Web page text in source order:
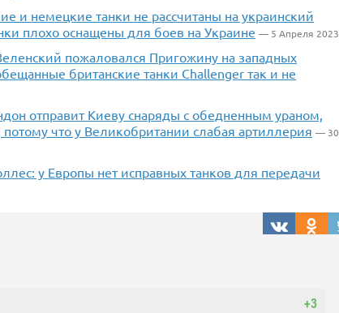
и немецкие танки не рассчитаны на украинский
плохо оснащены для боев на Украине — 5 Апреля 2023
пожаловался Пригожину на западных
британские танки Challenger так и не
отправит Киеву снаряды с обедненным ураном,
потому что у Великобритании слабая артиллерия — 30
у Европы нет исправных танков для передачи
+3